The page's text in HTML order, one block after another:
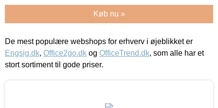
Køb nu »
De mest populære webshops for erhverv i øjeblikket er
Engsig.dk, Office2go.dk og OfficeTrend.dk, som alle har et
stort sortiment til gode priser.